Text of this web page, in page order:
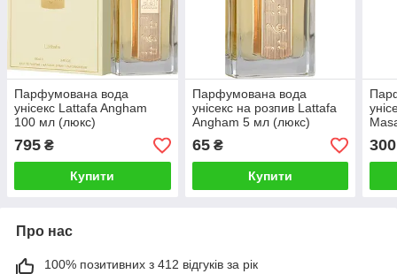
Парфумована вода
унісекс Lattafa Angham
100 мл (люкс)
795 ₴
Купити
Парфумована вода
унісекс на розпив Lattafa
Angham 5 мл (люкс)
65₴
Купити
300
Про нас
100% позитивних з 412 відгуків за рік